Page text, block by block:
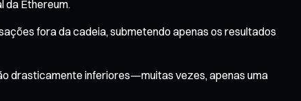
da Ethereum.
fora da cadeia, submetendo apenas os resultados
drasticamente inferiores—muitas vezes, apenas uma